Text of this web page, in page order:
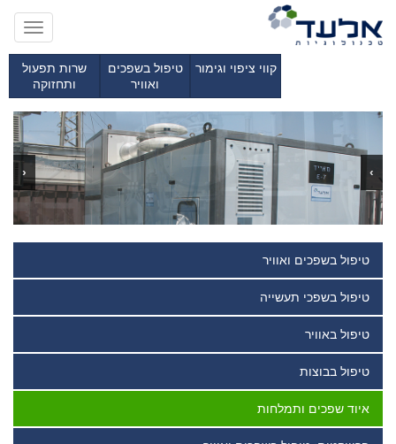
שרות תפעול
ותחזוקה
טיפול בשפכים
ואוויר
קווי ציפוי וגימור
‹ ›
טיפול בשפכים ואוויר
טיפול בשפכי תעשייה
טיפול באוויר
טיפול בבוצות
איוד שפכים ותמלחות